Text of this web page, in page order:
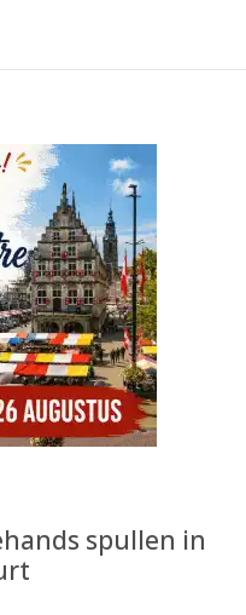
spullen in